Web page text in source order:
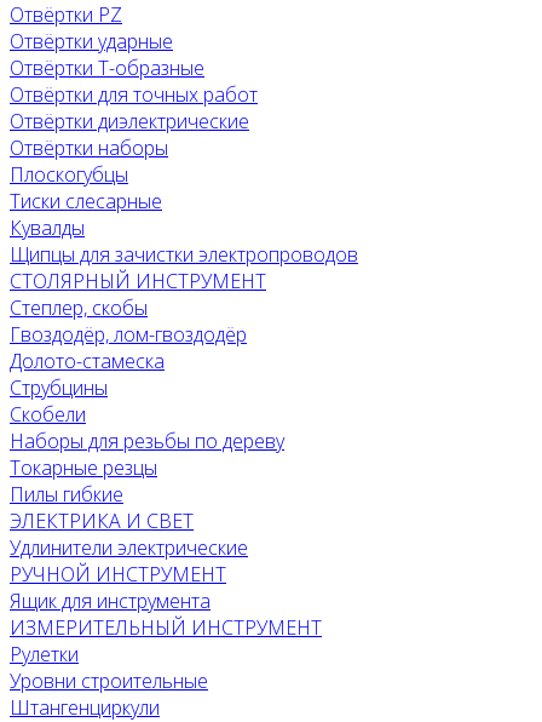
Отвёртки PZ
Отвёртки ударные
Отвёртки Т-образные
Отвёртки для точных работ
Отвёртки диэлектрические
Отвёртки наборы
Плоскогубцы
Тиски слесарные
Кувалды
Щипцы для зачистки электропроводов
СТОЛЯРНЫЙ ИНСТРУМЕНТ
Степлер, скобы
Гвоздодёр, лом-гвоздодёр
Долото-стамеска
Струбцины
Скобели
Наборы для резьбы по дереву
Токарные резцы
Пилы гибкие
ЭЛЕКТРИКА И СВЕТ
Удлинители электрические
РУЧНОЙ ИНСТРУМЕНТ
Ящик для инструмента
ИЗМЕРИТЕЛЬНЫЙ ИНСТРУМЕНТ
Рулетки
Уровни строительные
Штангенциркули